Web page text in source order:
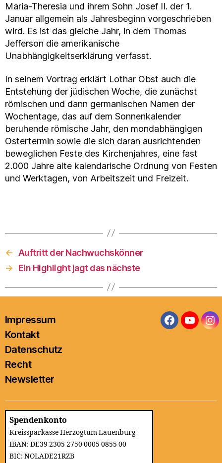
Maria-Theresia und ihrem Sohn Josef II. der 1.
Januar allgemein als Jahresbeginn vorgeschrieben
wird. Es ist das gleiche Jahr, in dem Thomas
Jefferson die amerikanische
Unabhängigkeitserklärung verfasst.
In seinem Vortrag erklärt Lothar Obst auch die
Entstehung der jüdischen Woche, die zunächst
römischen und dann germanischen Namen der
Wochentage, das auf dem Sonnenkalender
beruhende römische Jahr, den mondabhängigen
Ostertermin sowie die sich daran ausrichtenden
beweglichen Feste des Kirchenjahres, eine fast
2.000 Jahre alte kalendarische Ordnung von Festen
und Werktagen, von Arbeitszeit und Freizeit.
←
Auftritt der Nachwuchskönner
→
Ein Highlight jagt das nächste
Impressum
Kontakt
Datenschutz
Recht
Newsletter
Facebook
Spendenkonto
Kreissparkasse Herzogtum Lauenburg
IBAN: DE39 2305 2750 0005 0855 00
BIC: NOLADE21RZB